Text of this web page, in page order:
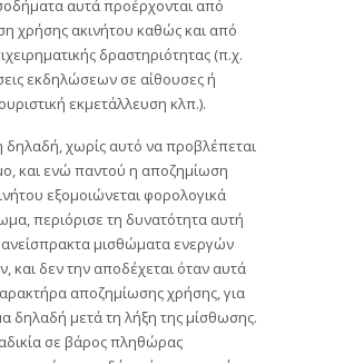
αυτά προέρχονται από
χρήσης ακινήτου καθώς και από
δραστηριότητας (π.χ.
εκδηλώσεων σε αίθουσες ή
εκμετάλλευση κλπ.).
δηλαδή, χωρίς αυτό να προβλέπεται
και ενώ παντού η αποζημίωση
εξομοιώνεται φορολογικά
περιόρισε τη δυνατότητα αυτή
μισθώματα ενεργών
και δεν την αποδέχεται όταν αυτά
αποζημίωσης χρήσης, για
δηλαδή μετά τη λήξη της μίσθωσης.
σε βάρος πληθώρας